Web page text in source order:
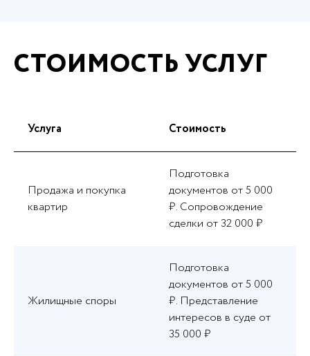
СТОИМОСТЬ УСЛУГ
Услуга Стоимость
Продажа и покупка
квартир
Подготовка
документов от 5 000
₽. Сопровождение
сделки от 32 000 ₽
Жилищные споры
Подготовка
документов от 5 000
₽. Представление
интересов в суде от
35 000 ₽